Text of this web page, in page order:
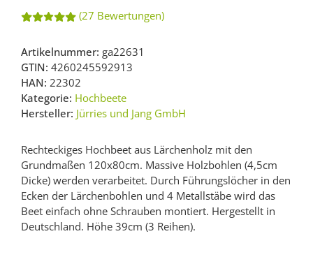
(27 Bewertungen)
Artikelnummer: ga22631
GTIN: 4260245592913
HAN: 22302
Kategorie: Hochbeete
Hersteller: Jürries und Jang GmbH
Rechteckiges Hochbeet aus Lärchenholz mit den
Grundmaßen 120x80cm. Massive Holzbohlen (4,5cm
Dicke) werden verarbeitet. Durch Führungslöcher in den
Ecken der Lärchenbohlen und 4 Metallstäbe wird das
Beet einfach ohne Schrauben montiert. Hergestellt in
Deutschland. Höhe 39cm (3 Reihen).